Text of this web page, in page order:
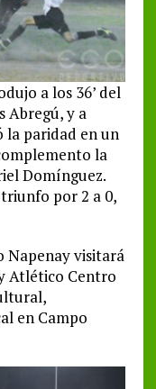
a los 36’ del
Abregú, y a
la paridad en un
la
Domínguez.
por 2 a 0,
Napenay visitará
Atlético Centro
en Campo